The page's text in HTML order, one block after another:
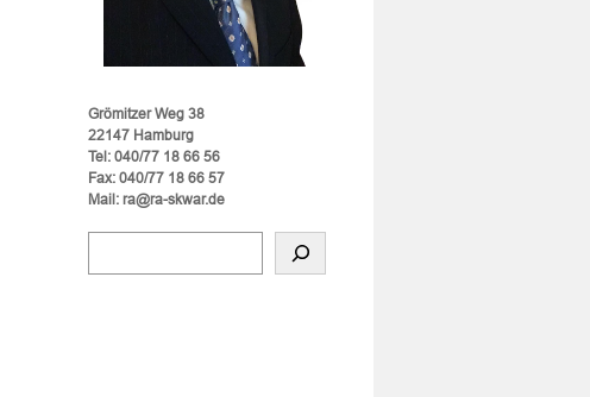
Grömitzer Weg 38
22147 Hamburg
Tel: 040/77 18 66 56
Fax: 040/77 18 66 57
Mail: ra@ra-skwar.de